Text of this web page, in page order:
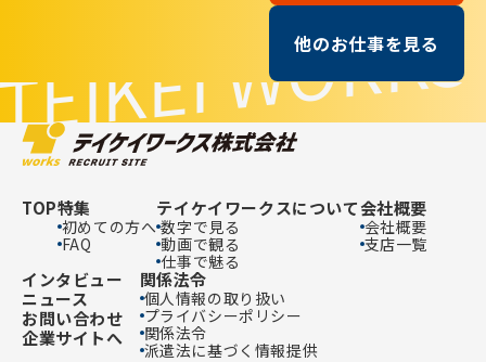
他のお仕事を見る
WORKS
TOP特集
初めての方へ
FAQ
テイケイワークスについて
数字で見る
動画で観る
仕事で魅る
会社概要
会社概要
支店一覧
インタビュー
ニュース
お問い合わせ
企業サイトへ
関係法令
個人情報の取り扱い
プライバシーポリシー
関係法令
派遣法に基づく情報提供